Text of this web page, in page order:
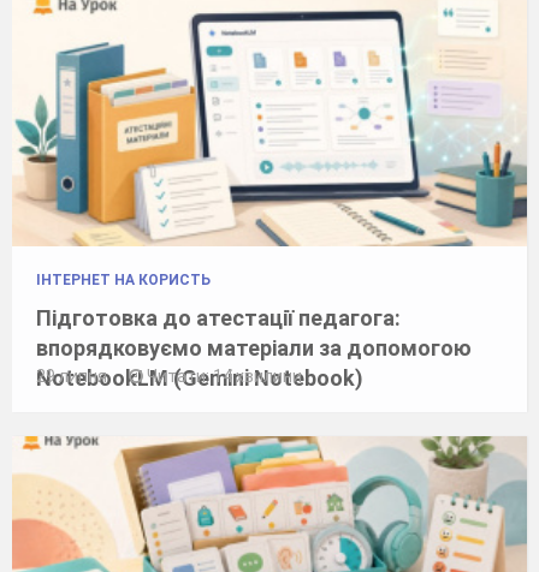
ІНТЕРНЕТ НА КОРИСТЬ
Підготовка до атестації педагога:
впорядковуємо матеріали за допомогою
NotebookLM (Gemini Notebook)
29 липня Читати: 14 хвилини